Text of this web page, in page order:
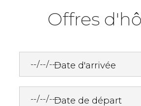
Offres
Date d'arrivée
Date de départ